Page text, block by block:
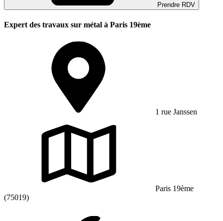
Prendre RDV
Expert des travaux sur métal à Paris 19ème
1 rue Janssen
Paris 19ème
(75019)